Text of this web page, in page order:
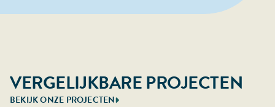
VERGELIJKBARE PROJECTEN
BEKIJK ONZE PROJECTEN